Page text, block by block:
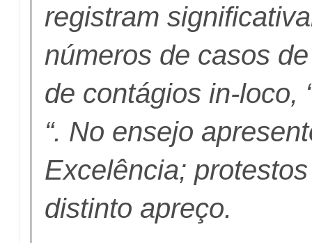
registram
números de casos
de contágios in-loco,
“. No ensejo
Excelência;
distinto apreço.